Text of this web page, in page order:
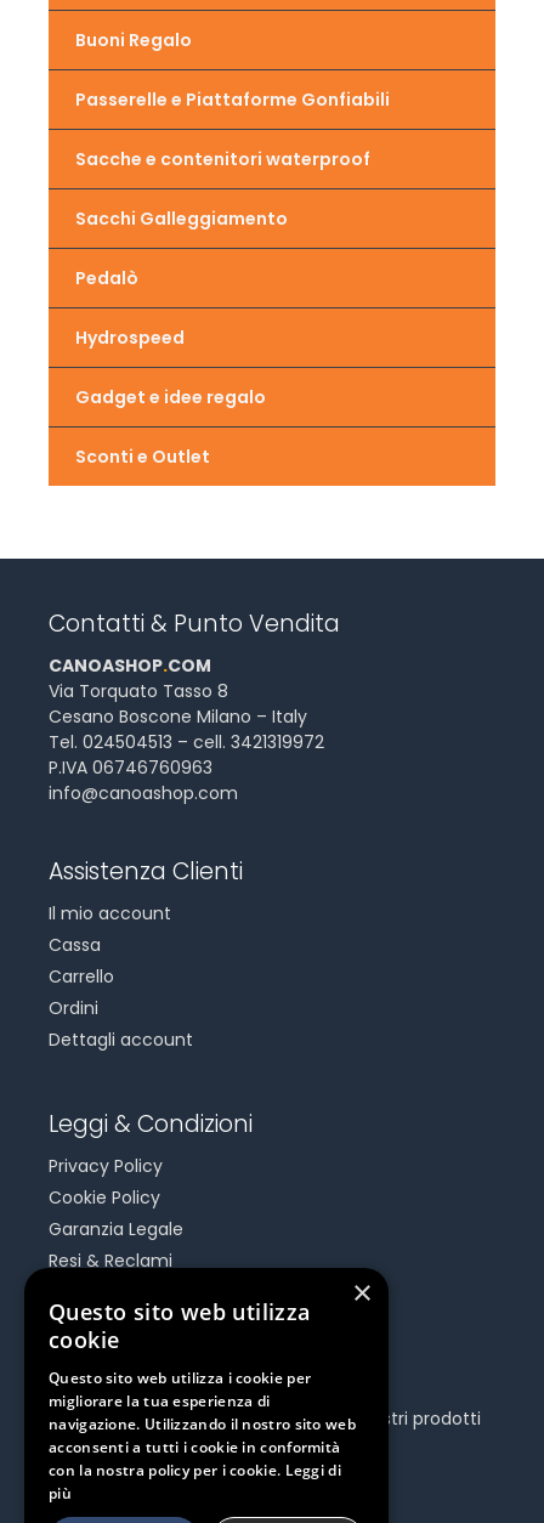
Buoni Regalo
Passerelle e Piattaforme Gonfiabili
Sacche e contenitori waterproof
Sacchi Galleggiamento
Pedalò
Hydrospeed
Gadget e idee regalo
Sconti e Outlet
Contatti & Punto Vendita
CANOASHOP.COM
Via Torquato Tasso 8
Cesano Boscone Milano – Italy
Tel. 024504513 – cell. 3421319972
P.IVA 06746760963
info@canoashop.com
Assistenza Clienti
Il mio account
Cassa
Carrello
Ordini
Dettagli account
Leggi & Condizioni
Privacy Policy
Cookie Policy
Garanzia Legale
Resi & Reclami
Be Social
Seguici e rimani aggiornato su tutti i nostri prodotti
e iniziative.
×
Questo sito web utilizza
cookie
Questo sito web utilizza i cookie per
migliorare la tua esperienza di
navigazione. Utilizzando il nostro sito web
acconsenti a tutti i cookie in conformità
con la nostra policy per i cookie. Leggi di
più